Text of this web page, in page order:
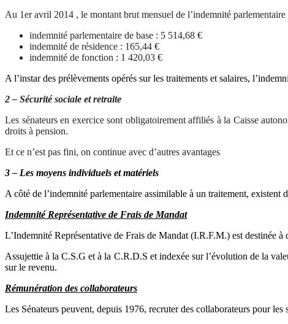
Au 1er avril 2014 , le montant brut mensuel de l’indemnité
indemnité parlementaire de base : 5 514,68 €
indemnité de résidence : 165,44 €
indemnité de fonction : 1 420,03 €
A l’instar des prélèvements opérés sur les traitements et salaires,
2 – Sécurité sociale et retraite
Les sénateurs en exercice sont obligatoirement affiliés à la Caisse
droits à pension.
Et ce n’est pas fini, on continue avec d’autres avantages
3 – Les moyens individuels et matériels
A côté de l’indemnité parlementaire assimilable à un traitement,
Indemnité Représentative de Frais de Mandat
L’Indemnité Représentative de Frais de Mandat (I.R.F.M.) est destinée
Assujettie à la C.S.G et à la C.R.D.S et indexée sur l’évolution de la
sur le revenu.
Rémunération des collaborateurs
Les Sénateurs peuvent, depuis 1976, recruter des collaborateurs pour